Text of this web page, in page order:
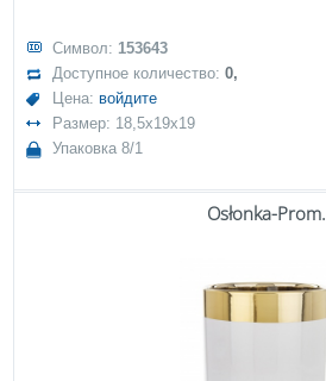
Символ: 153643
Доступное количество:0,
Цена: войдите
Размер: 18,5x19x19
Упаковка 8/1
Osłonka-Prom.